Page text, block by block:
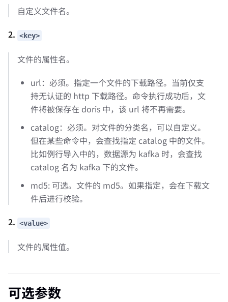
自定义文件名。
2. <key>
文件的属性名。
url：必须。指定一个文件的下载路径。当前仅支
持无认证的 http 下载路径。命令执行成功后，文
件将被保存在 doris 中，该 url 将不再需要。
catalog：必须。对文件的分类名，可以自定义。
但在某些命令中，会查找指定 catalog 中的文件。
比如例行导入中的，数据源为 kafka 时，会查找
catalog 名为 kafka 下的文件。
md5: 可选。文件的 md5。如果指定，会在下载文
件后进行校验。
2. <value>
文件的属性值。
可选参数